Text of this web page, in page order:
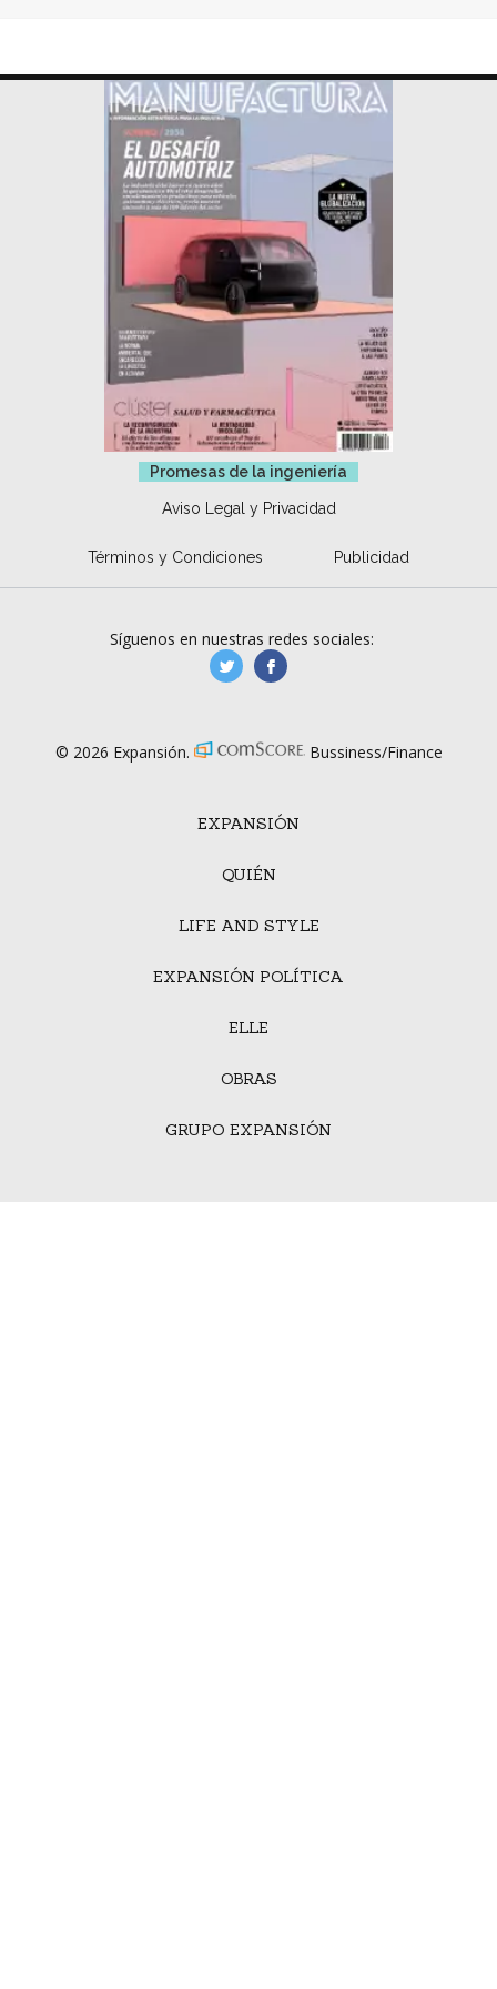
Promesas de la ingeniería
Aviso Legal y Privacidad
Términos y Condiciones Publicidad
EXPANSIÓN
QUIÉN
LIFE AND STYLE
EXPANSIÓN POLÍTICA
ELLE
OBRAS
GRUPO EXPANSIÓN
Síguenos en nuestras redes sociales:
manufacturaGE
© 2026 Expansión. Bussiness/Finance